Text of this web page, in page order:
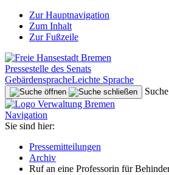
Zur Hauptnavigation
Zum Inhalt
Zur Fußzeile
Pressestelle des Senats
GebärdenspracheLeichte Sprache
Navigation
Sie sind hier:
Pressemitteilungen
Archiv
Ruf an eine Professorin für